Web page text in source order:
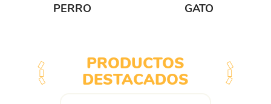
PERRO GATO
PRODUCTOS
DESTACADOS